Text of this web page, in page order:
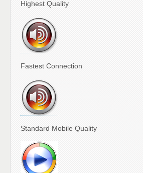
Highest Quality
Fastest Connection
Standard Mobile Quality